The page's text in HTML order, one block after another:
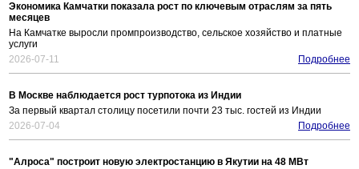
Экономика Камчатки показала рост по ключевым отраслям за пять
месяцев
На Камчатке выросли промпроизводство, сельское хозяйство и платные
услуги
2026-07-11
Подробнее
В Москве наблюдается рост турпотока из Индии
За первый квартал столицу посетили почти 23 тыс. гостей из Индии
2026-07-04
Подробнее
"Алроса" построит новую электростанцию в Якутии на 48 МВт